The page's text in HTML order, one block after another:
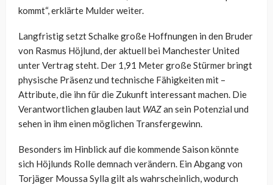
kommt“, erklärte Mulder weiter.
Langfristig setzt Schalke große Hoffnungen in den Bruder
von Rasmus Höjlund, der aktuell bei Manchester United
unter Vertrag steht. Der 1,91 Meter große Stürmer bringt
physische Präsenz und technische Fähigkeiten mit –
Attribute, die ihn für die Zukunft interessant machen. Die
Verantwortlichen glauben laut WAZan sein Potenzial und
sehen in ihm einen möglichen Transfergewinn.
Besonders im Hinblick auf die kommende Saison könnte
sich Höjlunds Rolle demnach verändern. Ein Abgang von
Torjäger Moussa Sylla gilt als wahrscheinlich, wodurch